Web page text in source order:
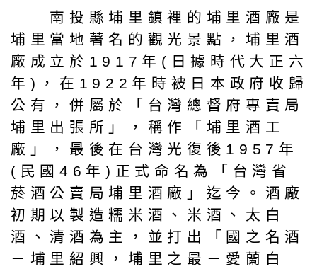
南投縣埔里鎮裡的埔里酒廠是
埔里當地著名的觀光景點，埔里酒
廠成立於1917年(日據時代大正六
年)，在1922年時被日本政府收歸
公有，併屬於「台灣總督府專賣局
埔里出張所」，稱作「埔里酒工
廠」，最後在台灣光復後1957年
(民國46年)正式命名為「台灣省
菸酒公賣局埔里酒廠」迄今。酒廠
初期以製造糯米酒、米酒、太白
酒、清酒為主，並打出「國之名酒
－埔里紹興，埔里之最－愛蘭白